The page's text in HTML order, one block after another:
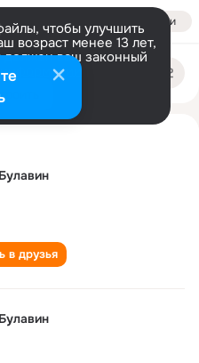
Войти
чтобы улучшить
возраст менее 13 лет,
ваш законный
в друзья